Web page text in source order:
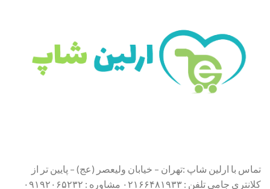
تماس با ارلین شاپ :تهران – خیابان ولیعصر (عج) – پایین تر از
کلانتری جامی تلفن : ۰۲۱۶۶۴۸۱۹۳۳ مشاوره : ۰۹۱۹۲۰۶۵۲۳۲